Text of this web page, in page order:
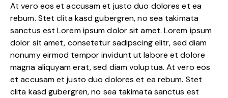
At vero eos et accusam et justo duo dolores et ea
rebum. Stet clita kasd gubergren, no sea takimata
sanctus est Lorem ipsum dolor sit amet. Lorem ipsum
dolor sit amet, consetetur sadipscing elitr, sed diam
nonumy eirmod tempor invidunt ut labore et dolore
magna aliquyam erat, sed diam voluptua. At vero eos
et accusam et justo duo dolores et ea rebum. Stet
clita kasd gubergren, no sea takimata sanctus est